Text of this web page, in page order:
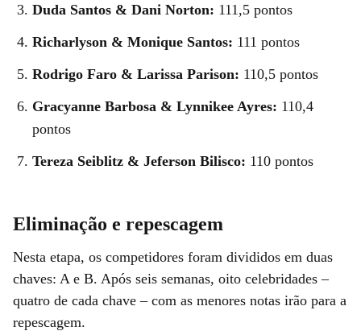
Duda Santos & Dani Norton: 111,5 pontos
Richarlyson & Monique Santos: 111 pontos
Rodrigo Faro & Larissa Parison: 110,5 pontos
Gracyanne Barbosa & Lynnikee Ayres: 110,4
pontos
Tereza Seiblitz & Jeferson Bilisco: 110 pontos
Eliminação e repescagem
Nesta etapa, os competidores foram divididos em duas
chaves: A e B. Após seis semanas, oito celebridades –
quatro de cada chave – com as menores notas irão para a
repescagem.